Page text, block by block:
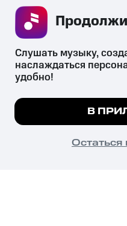
СКАЧАТЬ
психотропных веществ, их
их незаконный оборот
законодательством
© 2026 ООО «КИОН».
Все права защищены
Мы используем куки,
Подробнее
Слушать музыку,
наслаждаться
удобно!
В
Остаться